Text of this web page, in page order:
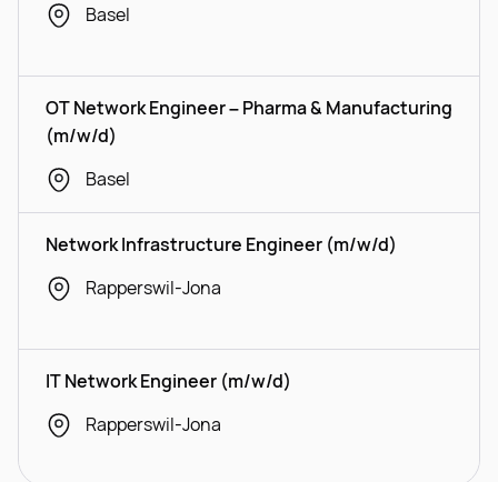
Basel
OT Network Engineer – Pharma & Manufacturing
(m/w/d)
Basel
Network Infrastructure Engineer (m/w/d)
Rapperswil-Jona
IT Network Engineer (m/w/d)
Rapperswil-Jona